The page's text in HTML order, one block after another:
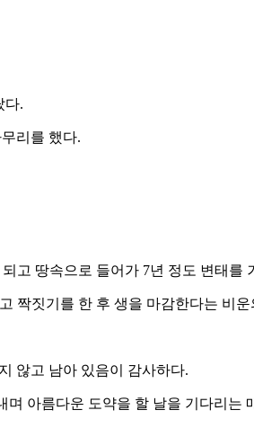
다.
리를 했다.
고 땅속으로 들어가 7년 정도 변태를
짝짓기를 한 후 생을 마감한다는 비운
않고 남아 있음이 감사하다.
아름다운 도약을 할 날을 기다리는